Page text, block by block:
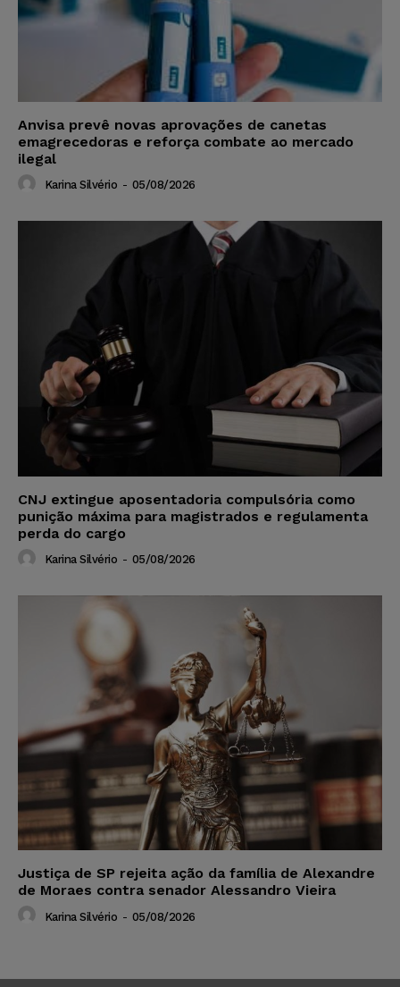
Anvisa prevê novas aprovações de canetas
emagrecedoras e reforça combate ao mercado
ilegal
Karina Silvério - 05/08/2026
CNJ extingue aposentadoria compulsória como
punição máxima para magistrados e regulamenta
perda do cargo
Karina Silvério - 05/08/2026
Justiça de SP rejeita ação da família de Alexandre
de Moraes contra senador Alessandro Vieira
Karina Silvério - 05/08/2026